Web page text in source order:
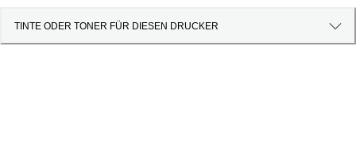
TINTE ODER TONER FÜR DIESEN DRUCKER